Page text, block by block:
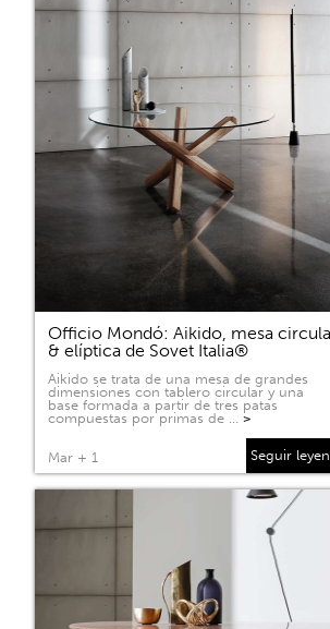
Officio Mondó: Aikido, mesa
& elíptica de Sovet Italia®
Aikido se trata de una mesa de grandes
dimensiones con tablero circular y una
base formada a partir de tres patas
compuestas por primas de … >
Mar + 1 Seguir